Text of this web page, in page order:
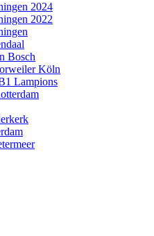
2024
2022
Bosch
Köln
Lampions